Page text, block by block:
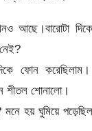
আছে।বারোটা
ফোন
শীতল শোনালো।
হয় ঘুমিয়ে